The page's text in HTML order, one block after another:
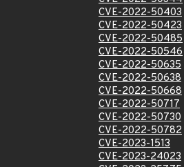
CVE-2022-50403
CVE-2022-50423
CVE-2022-50485
CVE-2022-50546
CVE-2022-50635
CVE-2022-50638
CVE-2022-50668
CVE-2022-50717
CVE-2022-50730
CVE-2022-50782
CVE-2023-1513
CVE-2023-24023